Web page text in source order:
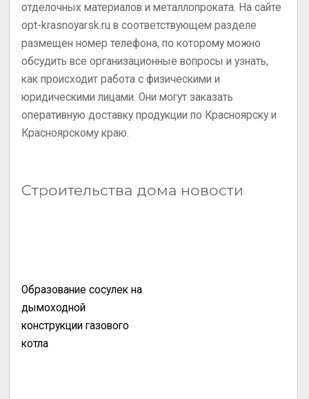
отделочных материалов и металлопроката. На сайте
opt-krasnoyarsk.ru в соответствующем разделе
размещен номер телефона, по которому можно
обсудить все организационные вопросы и узнать,
как происходит работа с физическими и
юридическими лицами. Они могут заказать
оперативную доставку продукции по Красноярску и
Красноярскому краю.
Строительства дома новости
Образование сосулек на
дымоходной
конструкции газового
котла